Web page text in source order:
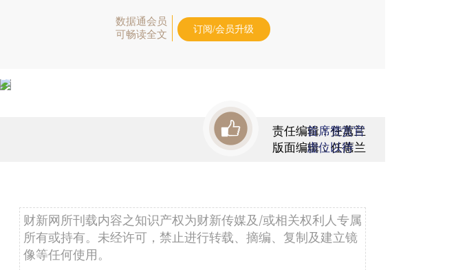
数据通会员
可畅读全文
订阅/会员升级
责任编辑：任蕙兰
版面编辑：任蕙兰
首席赞赏官
虚位以待
财新网所刊载内容之知识产权为财新传媒及/或相关权利人专属
所有或持有。未经许可，禁止进行转载、摘编、复制及建立镜
像等任何使用。